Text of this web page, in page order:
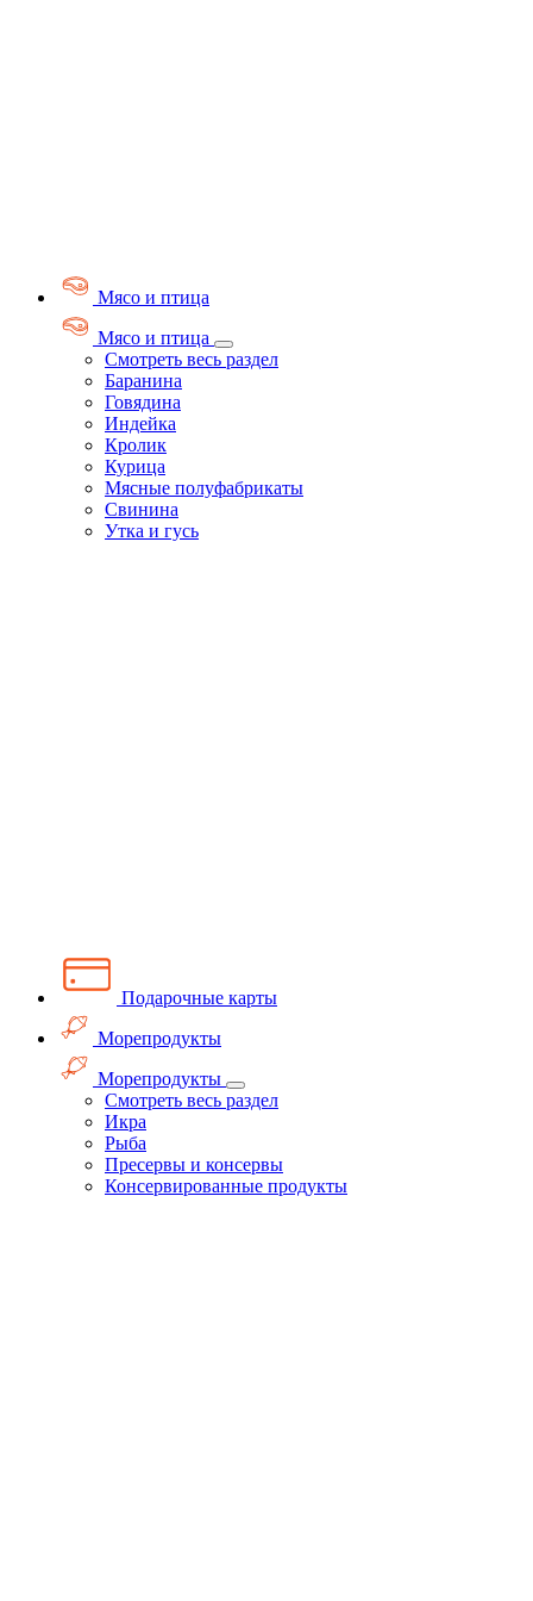
Мясо и птица
Мясо и птица
Смотреть весь раздел
Баранина
Говядина
Индейка
Кролик
Курица
Мясные полуфабрикаты
Свинина
Утка и гусь
Подарочные карты
Морепродукты
Морепродукты
Смотреть весь раздел
Икра
Рыба
Пресервы и консервы
Консервированные продукты